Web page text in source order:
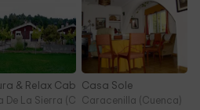
& Relax Cabañas Peña la Higuera
De La Sierra (Cuenca)
Casa Sole
Caracenilla (Cuenca)